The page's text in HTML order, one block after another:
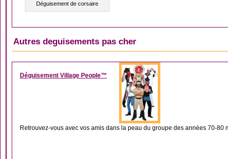
Déguisement de corsaire
Autres deguisements pas cher
DÉGUISEMENT
Déguisement Village People™
Retrouvez-vous avec vos amis dans la peau du groupe des années 70-80